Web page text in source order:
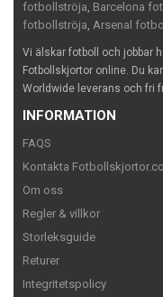
fotbollströja, Barcelona
fotbollströja, Arsenal
Vi älskar fotboll och jobbar
Fotbollskjortor online. Du
Worldwide leverans och fri
INFORMATION
FAQS
Kontakta
Om oss
Regler & villkor
Storleksguide
Returer
Integritetspolicy